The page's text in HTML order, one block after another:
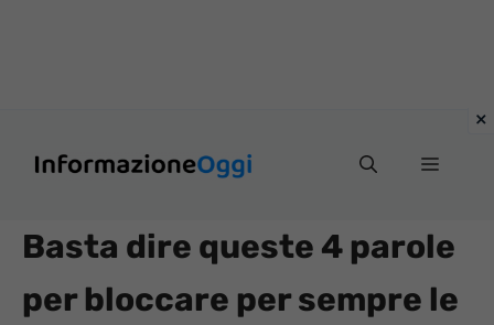
Menu
Basta dire queste 4 parole
per bloccare per sempre le